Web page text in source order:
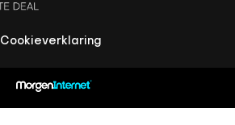
Cookieverklaring